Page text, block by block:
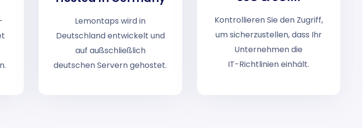
Lemontaps wird in
Deutschland entwickelt und
auf außschließlich
deutschen Servern gehostet.
Kontrollieren Sie den Zugriff,
um sicherzustellen, dass Ihr
Unternehmen die
IT-Richtlinien einhält.